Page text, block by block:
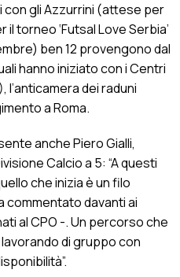
con gli Azzurrini (attese per
torneo ‘Futsal Love Serbia’
ben 12 provengono dal
hanno iniziato con i Centri
dei raduni
a Roma.
anche Piero Gialli,
Calcio a 5: “A questi
che inizia è un filo
commentato davanti ai
al CPO -. Un percorso che
di gruppo con